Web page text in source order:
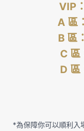
VIP
A 區
B 區
C 區
D 區
*為保障你可以順利入